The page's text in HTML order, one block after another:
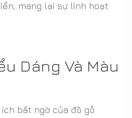
mang lại sự linh hoạt
Dáng Và Màu
bất ngờ của đồ gỗ